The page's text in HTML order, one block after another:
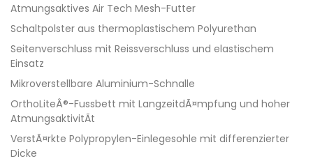
Atmungsaktives Air Tech Mesh-Futter
Schaltpolster aus thermoplastischem Polyurethan
Seitenverschluss mit Reissverschluss und elastischem
Einsatz
Mikroverstellbare Aluminium-Schnalle
OrthoLiteÂ®-Fussbett mit LangzeitdÃ¤mpfung und hoher
AtmungsaktivitÃt
VerstÃ¤rkte Polypropylen-Einlegesohle mit differenzierter
Dicke